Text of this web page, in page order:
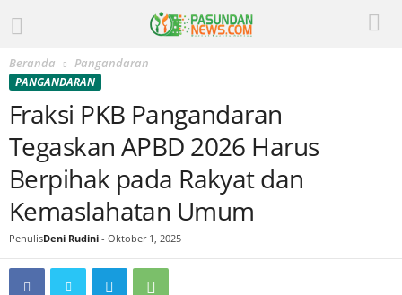
Beranda Pangandaran
PANGANDARAN
Fraksi PKB Pangandaran
Tegaskan APBD 2026 Harus
Berpihak pada Rakyat dan
Kemaslahatan Umum
PenulisDeni Rudini - Oktober 1, 2025